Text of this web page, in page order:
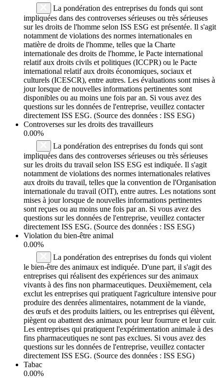
La pondération des entreprises du fonds qui sont
impliquées dans des controverses sérieuses ou très sérieuses
sur les droits de l'homme selon ISS ESG est présentée. Il s'agit
notamment de violations des normes internationales en
matière de droits de l'homme, telles que la Charte
internationale des droits de l'homme, le Pacte international
relatif aux droits civils et politiques (ICCPR) ou le Pacte
international relatif aux droits économiques, sociaux et
culturels (ICESCR), entre autres. Les évaluations sont mises à
jour lorsque de nouvelles informations pertinentes sont
disponibles ou au moins une fois par an. Si vous avez des
questions sur les données de l'entreprise, veuillez contacter
directement ISS ESG. (Source des données : ISS ESG)
Controverses sur les droits des travailleurs
0.00%
La pondération des entreprises du fonds qui sont
impliquées dans des controverses sérieuses ou très sérieuses
sur les droits du travail selon ISS ESG est indiquée. Il s'agit
notamment de violations des normes internationales relatives
aux droits du travail, telles que la convention de l'Organisation
internationale du travail (OIT), entre autres. Les notations sont
mises à jour lorsque de nouvelles informations pertinentes
sont reçues ou au moins une fois par an. Si vous avez des
questions sur les données de l'entreprise, veuillez contacter
directement ISS ESG. (Source des données : ISS ESG)
Violation du bien-être animal
0.00%
La pondération des entreprises du fonds qui violent
le bien-être des animaux est indiquée. D'une part, il s'agit des
entreprises qui réalisent des expériences sur des animaux
vivants à des fins non pharmaceutiques. Deuxièmement, cela
exclut les entreprises qui pratiquent l'agriculture intensive pour
produire des denrées alimentaires, notamment de la viande,
des œufs et des produits laitiers, ou les entreprises qui élèvent,
piègent ou abattent des animaux pour leur fourrure et leur cuir.
Les entreprises qui pratiquent l'expérimentation animale à des
fins pharmaceutiques ne sont pas exclues. Si vous avez des
questions sur les données de l'entreprise, veuillez contacter
directement ISS ESG. (Source des données : ISS ESG)
Tabac
0.00%